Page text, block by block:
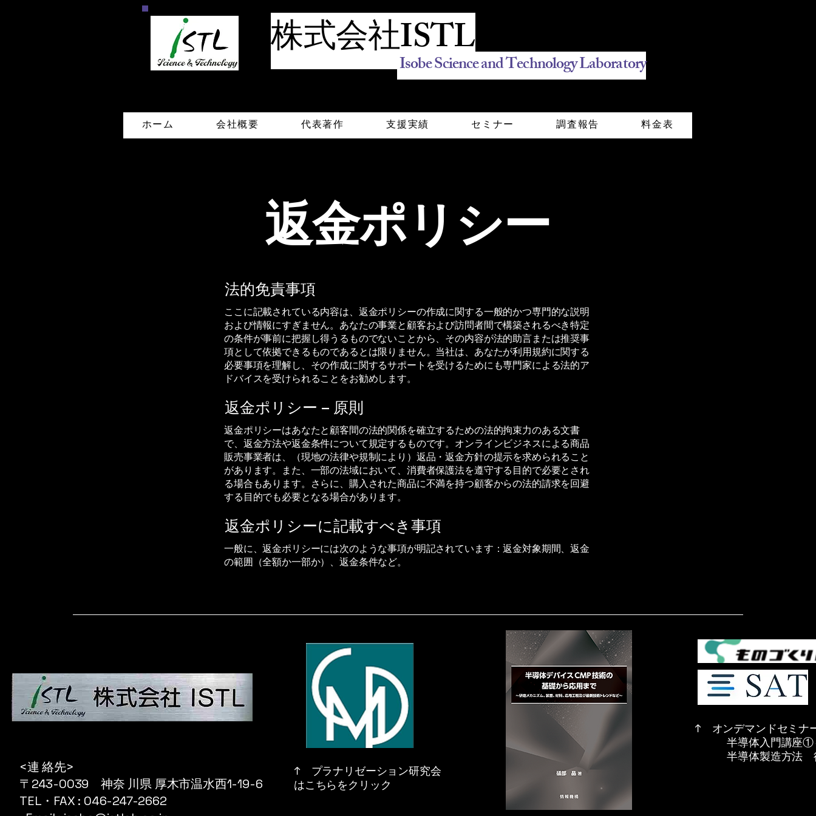
株式会社ISTLIsobe Science and Technology Laboratory
ホーム 会社概要 代表著作 支援実績 セミナー 調査報告 料金表
返金ポリシー
法的免責事項
ここに記載されている内容は、返金ポリシーの作成に関する一般的かつ専門的な説明
および情報にすぎません。あなたの事業と顧客および訪問者間で構築されるべき特定
の条件が事前に把握し得うるものでないことから、その内容が法的助言または推奨事
項として依拠できるものであるとは限りません。当社は、あなたが利用規約に関する
必要事項を理解し、その作成に関するサポートを受けるためにも専門家による法的ア
ドバイスを受けられることをお勧めします。
返金ポリシー – 原則
返金ポリシーはあなたと顧客間の法的関係を確立するための法的拘束力のある文書
で、返金方法や返金条件について規定するものです。オンラインビジネスによる商品
販売事業者は、（現地の法律や規制により）返品・返金方針の提示を求められること
があります。また、一部の法域において、消費者保護法を遵守する目的で必要とされ
る場合もあります。さらに、購入された商品に不満を持つ顧客からの法的請求を回避
する目的でも必要となる場合があります。
返金ポリシーに記載すべき事項
一般に、返金ポリシーには次のような事項が明記されています：返金対象期間、返金
の範囲（全額か一部か）、返金条件など。
<連 絡先>
〒243-0039 神奈 川県 厚木市温水西1-19-6
TEL・FAX : 046-247-2662
↑ プラナリゼーション研究会
はこちらをクリック
↑ オンデマンドセミナ
半導体入門講座①
半導体製造方法